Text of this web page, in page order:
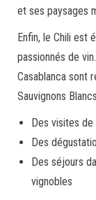
et ses paysages
Enfin, le Chili est
passionnés de
Casablanca sont
Sauvignons
Des visites de
Des
Des séjours
vignobles